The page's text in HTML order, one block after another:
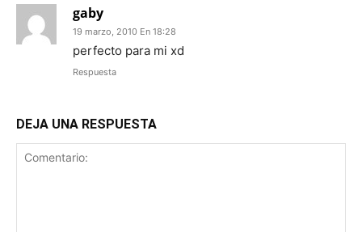
gaby
19 marzo, 2010 En 18:28
perfecto para mi xd
Respuesta
DEJA UNA RESPUESTA